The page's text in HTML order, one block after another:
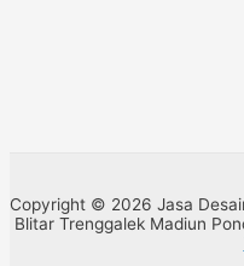
Copyright © 2026 Jasa
Blitar Trenggalek Madiun